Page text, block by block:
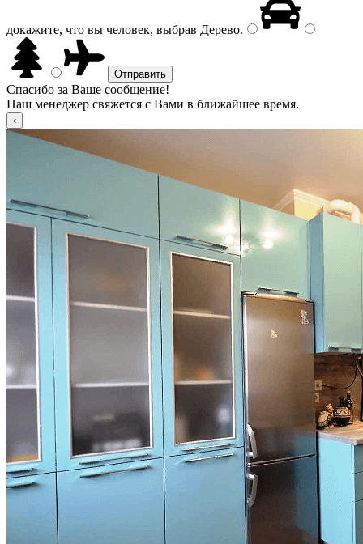
докажите, что вы человек, выбрав Дерево.
Спасибо за Ваше сообщение!
Наш менеджер свяжется с Вами в ближайшее время.